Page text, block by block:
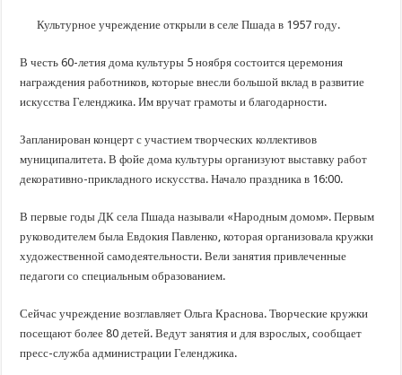
Важные правила обращения в вашу страховую компанию
В городах и районах Кубани отметили День России
Стартовал прием заявок на 20-й юбилейный молодежный форум «Регион 93»
Культурное учреждение открыли в селе Пшада в 1957 году.
В честь 60-летия дома культуры 5 ноября состоится церемония
награждения работников, которые внесли большой вклад в развитие
искусства Геленджика. Им вручат грамоты и благодарности.
Запланирован концерт с участием творческих коллективов
муниципалитета. В фойе дома культуры организуют выставку работ
декоративно-прикладного искусства. Начало праздника в 16:00.
В первые годы ДК села Пшада называли «Народным домом». Первым
руководителем была Евдокия Павленко, которая организовала кружки
художественной самодеятельности. Вели занятия привлеченные
педагоги со специальным образованием.
Сейчас учреждение возглавляет Ольга Краснова. Творческие кружки
посещают более 80 детей. Ведут занятия и для взрослых, сообщает
пресс-служба администрации Геленджика.